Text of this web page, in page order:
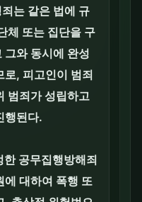
는 같은 법에 규
체 또는 집단을 구
그와 동시에 완성
로, 피고인이 범죄
범죄가 성립하고
행된다.
공무집행방해죄
에 대하여 폭행 또